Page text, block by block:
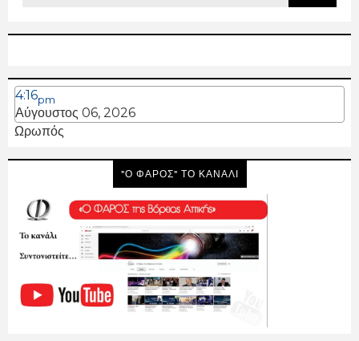
4:16pm
Αύγουστος 06, 2026
Ωρωπός
"Ο ΦΑΡΟΣ" ΤΟ ΚΑΝΑΛΙ